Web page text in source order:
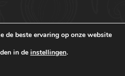
| Ontwerp & realisatie:
de beste ervaring op onze website
in de instellingen.